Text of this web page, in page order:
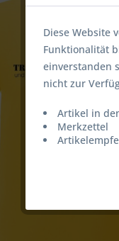
Diese Website
Funktionalität
einverstanden
nicht zur
Artikel in
Merkzettel